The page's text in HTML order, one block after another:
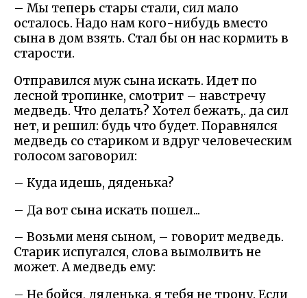
– Мы теперь стары стали, сил мало
осталось. Надо нам кого-нибудь вместо
сына в дом взять. Стал бы он нас кормить в
старости.
Отправился муж сына искать. Идет по
лесной тропинке, смотрит – навстречу
медведь. Что делать? Хотел бежать,. да сил
нет, и решил: будь что будет. Поравнялся
медведь со стариком и вдруг человеческим
голосом заговорил:
– Куда идешь, дяденька?
– Да вот сына искать пошел...
– Возьми меня сыном, – говорит медведь.
Старик испугался, слова вымолвить не
может. А медведь ему:
– Не бойся, дяденька, я тебя не трону. Если